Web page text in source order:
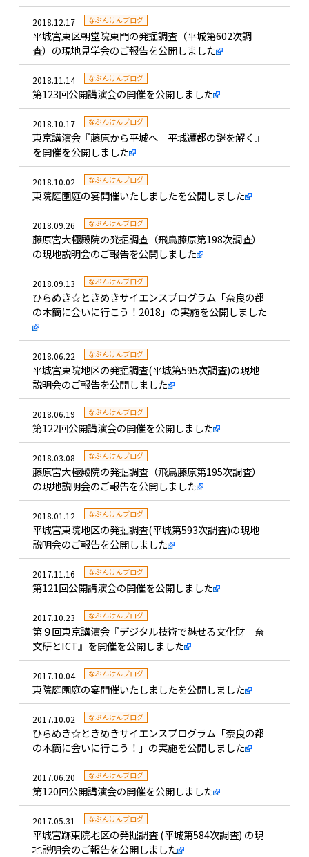
2018.12.17 なぶんけんブログ
平城宮東区朝堂院東門の発掘調査（平城第602次調
査）の現地見学会のご報告を公開しました
2018.11.14 なぶんけんブログ
第123回公開講演会の開催を公開しました
2018.10.17 なぶんけんブログ
東京講演会『藤原から平城へ 平城遷都の謎を解く』
を開催を公開しました
2018.10.02 なぶんけんブログ
東院庭園庭の宴開催いたしましたを公開しました
2018.09.26 なぶんけんブログ
藤原宮大極殿院の発掘調査（飛鳥藤原第198次調査）
の現地説明会のご報告を公開しました
2018.09.13 なぶんけんブログ
ひらめき☆ときめきサイエンスプログラム「奈良の都
の木簡に会いに行こう！2018」の実施を公開しました
2018.06.22 なぶんけんブログ
平城宮東院地区の発掘調査(平城第595次調査)の現地
説明会のご報告を公開しました
2018.06.19 なぶんけんブログ
第122回公開講演会の開催を公開しました
2018.03.08 なぶんけんブログ
藤原宮大極殿院の発掘調査（飛鳥藤原第195次調査）
の現地説明会のご報告を公開しました
2018.01.12 なぶんけんブログ
平城宮東院地区の発掘調査(平城第593次調査)の現地
説明会のご報告を公開しました
2017.11.16 なぶんけんブログ
第121回公開講演会の開催を公開しました
2017.10.23 なぶんけんブログ
第９回東京講演会『デジタル技術で魅せる文化財 奈
文研とICT』を開催を公開しました
2017.10.04 なぶんけんブログ
東院庭園庭の宴開催いたしましたを公開しました
2017.10.02 なぶんけんブログ
ひらめき☆ときめきサイエンスプログラム「奈良の都
の木簡に会いに行こう！」の実施を公開しました
2017.06.20 なぶんけんブログ
第120回公開講演会の開催を公開しました
2017.05.31 なぶんけんブログ
平城宮跡東院地区の発掘調査 (平城第584次調査) の現
地説明会のご報告を公開しました